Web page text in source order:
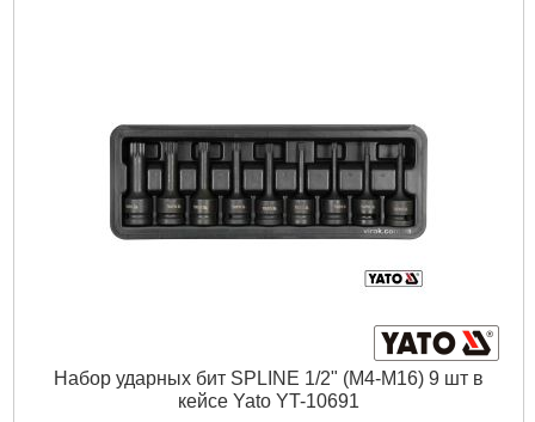
Набор ударных бит SPLINE 1/2" (M4-M16) 9 шт в
кейсе Yato YT-10691